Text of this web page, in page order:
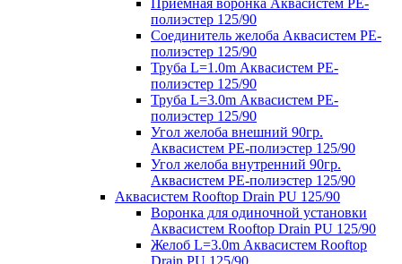
Приемная воронка Аквасистем PE-
полиэстер 125/90
Соединитель желоба Аквасистем PE-
полиэстер 125/90
Труба L=1.0m Аквасистем PE-
полиэстер 125/90
Труба L=3.0m Аквасистем PE-
полиэстер 125/90
Угол желоба внешний 90гр.
Аквасистем PE-полиэстер 125/90
Угол желоба внутренний 90гр.
Аквасистем PE-полиэстер 125/90
Аквасистем Rooftop Drain PU 125/90
Воронка для одиночной установки
Аквасистем Rooftop Drain PU 125/90
Желоб L=3.0m Аквасистем Rooftop
Drain PU 125/90